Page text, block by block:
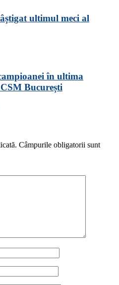
ultimul meci al
în ultima
București
Câmpurile obligatorii sunt